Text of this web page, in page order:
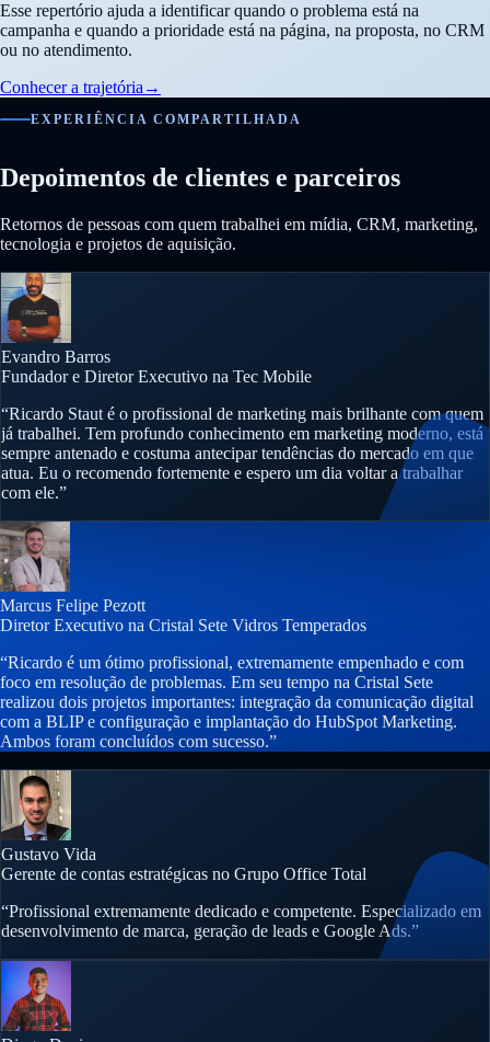
Esse repertório ajuda a identificar quando o problema está na
campanha e quando a prioridade está na página, na proposta, no CRM
ou no atendimento.
Conhecer a trajetória →
EXPERIÊNCIA COMPARTILHADA
Depoimentos de clientes e parceiros
Retornos de pessoas com quem trabalhei em mídia, CRM, marketing,
tecnologia e projetos de aquisição.
Evandro Barros
Fundador e Diretor Executivo na Tec Mobile
“Ricardo Staut é o profissional de marketing mais brilhante com quem
já trabalhei. Tem profundo conhecimento em marketing moderno, está
sempre antenado e costuma antecipar tendências do mercado em que
atua. Eu o recomendo fortemente e espero um dia voltar a trabalhar
com ele.”
Marcus Felipe Pezott
Diretor Executivo na Cristal Sete Vidros Temperados
“Ricardo é um ótimo profissional, extremamente empenhado e com
foco em resolução de problemas. Em seu tempo na Cristal Sete
realizou dois projetos importantes: integração da comunicação digital
com a BLIP e configuração e implantação do HubSpot Marketing.
Ambos foram concluídos com sucesso.”
Gustavo Vida
Gerente de contas estratégicas no Grupo Office Total
“Profissional extremamente dedicado e competente. Especializado em
desenvolvimento de marca, geração de leads e Google Ads.”